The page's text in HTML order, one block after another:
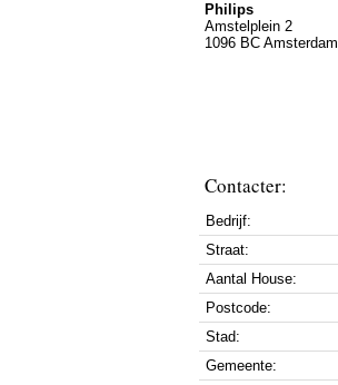
Philips
Amstelplein 2
1096 BC Amsterdam
Contacter:
Bedrijf:
Straat:
Aantal House:
Postcode:
Stad:
Gemeente: